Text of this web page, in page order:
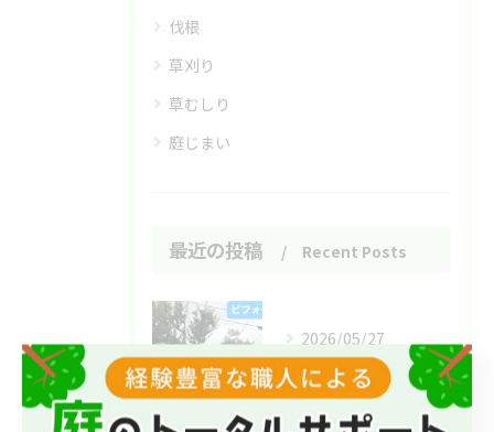
伐根
草刈り
草むしり
庭じまい
最近の投稿 Recent Posts
2026/05/27
こんばんは🌇いなお造園です❗️